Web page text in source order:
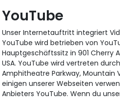
YouTube
Unser Internetauftritt integriert
YouTube wird betrieben von
Hauptgeschäftssitz in 901 Cherry
USA. YouTube wird vertreten
Amphitheatre Parkway, Mountain
einigen unserer Webseiten
Anbieters YouTube. Wenn du